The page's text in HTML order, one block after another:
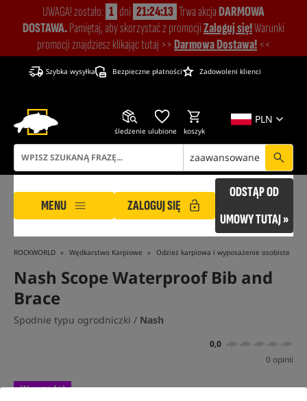
UWAGA! zostało: 1 dni 21:24:12 Trwa akcjaDARMOWA
DOSTAWA.Pamiętaj, aby skorzystać z promocjiZaloguj się!Warunki
promocji znajdziesz klikając tutaj >>Darmowa Dostawa! <<
Szybka wysyłka Bezpieczne płatności Zadowoleni klienci
PLN
śledzenie ulubione koszyk
zaawansowane
MENU ZALOGUJ SIĘ
ODSTĄP OD
UMOWY TUTAJ »
ROCKWORLD Wędkarstwo Karpiowe Odzież karpiowa i wyposażenie osobiste
Nash Scope Waterproof Bib and
Brace
Spodnie typu ogrodniczki / Nash
0,0
0 opinii
Wyprzedaż